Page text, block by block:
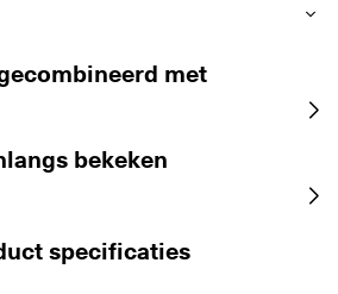
met
bekeken
specificaties